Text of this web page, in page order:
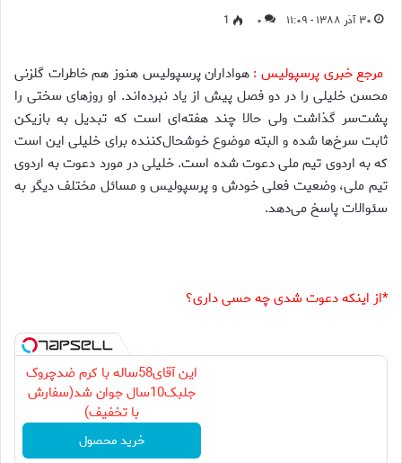
۳۰ آذر ۱۳۸۸ - ۱۱:۰۹ ۰ 1
مرجع خبری پرسپولیس :هواداران پرسپولیس هنوز هم خاطرات گلزنی
محسن خلیلی را در دو فصل پیش از یاد نبرده‌اند. او روزهای سختی را
پشت‌سر گذاشت ولی حالا چند هفته‌ای است که تبدیل به بازیکن
ثابت سرخ‌ها شده و البته موضوع خوشحال‌کننده برای خلیلی این است
که به اردوی تیم ملی دعوت شده است. خلیلی در مورد دعوت به اردوی
تیم ملی، وضعیت فعلی خودش و پرسپولیس و مسائل مختلف دیگر به
سئوالات پاسخ می‌دهد.
*از اینکه دعوت شدی چه حسی داری؟
این آقای58ساله با کرم ضدچروک
جلبک10سال جوان شد(سفارش
با تخفیف)
خرید محصول